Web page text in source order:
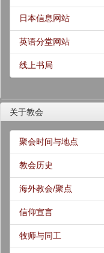
日本信息网站
英语分堂网站
线上书局
关于教会
聚会时间与地点
教会历史
海外教会/聚点
信仰宣言
牧师与同工